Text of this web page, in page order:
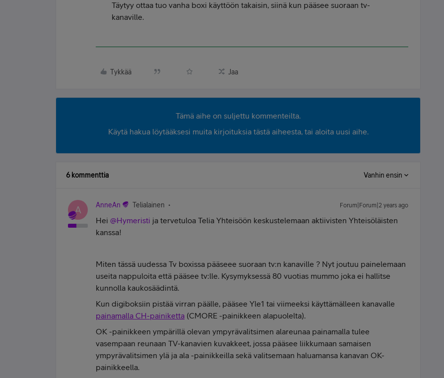
Täytyy ottaa tuo vanha boxi käyttöön takaisin, siinä kun pääsee suoraan tv-
kanaville.
Tykkää Jaa
Tämä aihe on suljettu kommenteilta.
Käytä hakua löytääksesi muita kirjoituksia tästä aiheesta, tai aloita uusi aihe.
6 kommenttia Vanhin ensin
A AnneAn Telialainen Forum|Forum|2 years ago
Hei @Hymeristi ja tervetuloa Telia Yhteisöön keskustelemaan aktiivisten Yhteisöläisten
kanssa!
Miten tässä uudessa Tv boxissa pääseee suoraan tv:n kanaville ? Nyt joutuu painelemaan
useita nappuloita että pääsee tv:lle. Kysymyksessä 80 vuotias mummo joka ei hallitse
kunnolla kaukosäädintä.
Kun digiboksiin pistää virran päälle, pääsee Yle1 tai viimeeksi käyttämälleen kanavalle
painamalla CH-painiketta (CMORE -painikkeen alapuolelta).
OK -painikkeen ympärillä olevan ympyrävalitsimen alareunaa painamalla tulee
vasempaan reunaan TV-kanavien kuvakkeet, jossa pääsee liikkumaan samaisen
ympyrävalitsimen ylä ja ala -painikkeilla sekä valitsemaan haluamansa kanavan OK-
painikkeella.